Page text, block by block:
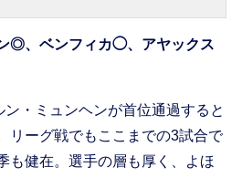
◎、ベンフィカ◯、アヤックス
・ミュンヘンが首位通過すると
リーグ戦でもここまでの3試合で
も健在。選手の層も厚く、よほ